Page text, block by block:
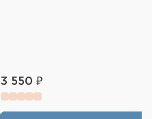
3 550 ₽